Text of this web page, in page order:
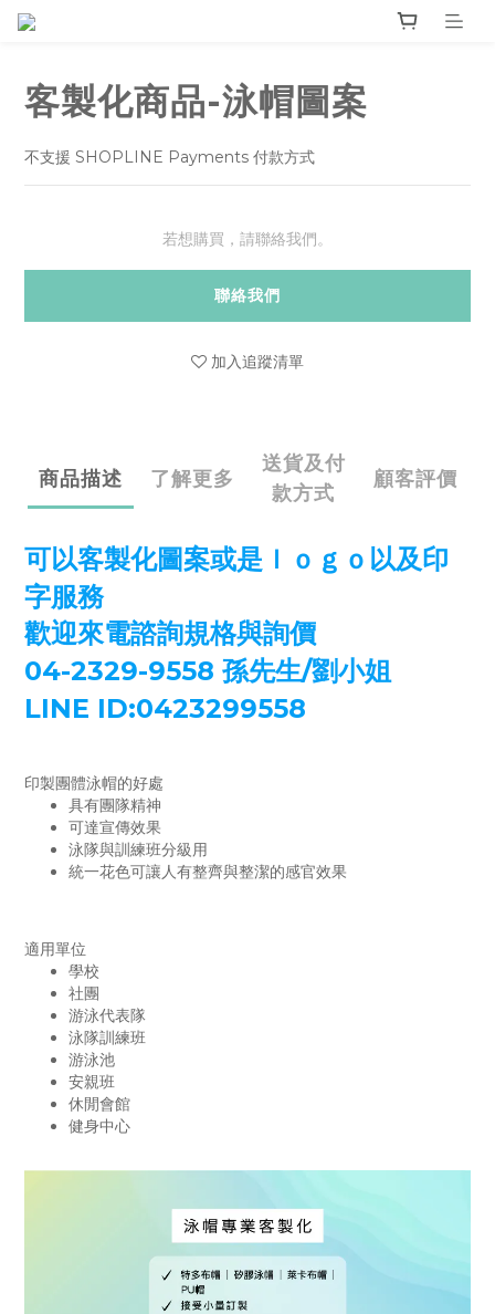
客製化商品-泳帽圖案
不支援 SHOPLINE Payments 付款方式
若想購買，請聯絡我們。
聯絡我們
加入追蹤清單
商品描述 了解更多
送貨及付
款方式
顧客評價
可以客製化圖案或是ｌｏｇｏ以及印
字服務
歡迎來電諮詢規格與詢價
04-2329-9558 孫先生/劉小姐
LINE ID:0423299558
印製團體泳帽的好處
具有團隊精神
可達宣傳效果
泳隊與訓練班分級用
統一花色可讓人有整齊與整潔的感官效果
適用單位
學校
社團
游泳代表隊
泳隊訓練班
游泳池
安親班
休閒會館
健身中心